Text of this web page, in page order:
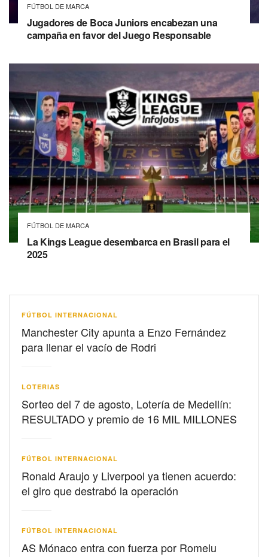
FÚTBOL DE MARCA
Jugadores de Boca Juniors encabezan una
campaña en favor del Juego Responsable
FÚTBOL DE MARCA
La Kings League desembarca en Brasil para el
2025
FÚTBOL INTERNACIONAL
Manchester City apunta a Enzo Fernández
para llenar el vacío de Rodri
LOTERIAS
Sorteo del 7 de agosto, Lotería de Medellín:
RESULTADO y premio de 16 MIL MILLONES
FÚTBOL INTERNACIONAL
Ronald Araujo y Liverpool ya tienen acuerdo:
el giro que destrabó la operación
FÚTBOL INTERNACIONAL
AS Mónaco entra con fuerza por Romelu